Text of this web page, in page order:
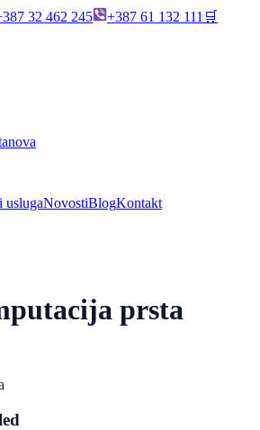
32 462 245 +387 61 132 111 🛒
uslugaNovostiBlogKontakt
prsta